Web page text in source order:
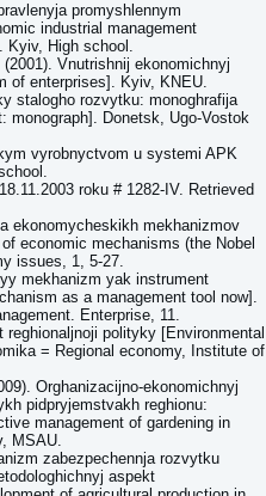
promyshlennym
industrial management
Kyiv, High school.
Vnutrishnij ekonomichnyj
of enterprises]. Kyiv, KNEU.
stalogho rozvytku: monoghrafija
monograph]. Donetsk, Ugo-Vostok
vyrobnyctvom u systemi APK
roku # 1282-ІV. Retrieved
ekonomycheskikh mekhanizmov
economic mechanisms (the Nobel
issues, 1, 5-27.
mekhanizm yak instrument
as a management tool now].
Enterprise, 11.
polityky [Environmental
= Regional economy, Institute of
Orghanizacijno-ekonomichnyj
pidpryjemstvakh reghionu:
management of gardening in
MSAU.
zabezpechennja rozvytku
aspekt